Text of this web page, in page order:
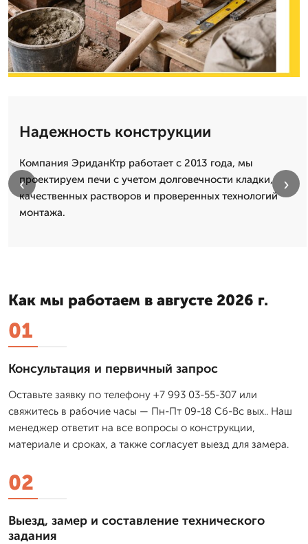
Надежность конструкции
Компания ЭриданКтр работает с 2013 года, мы
проектируем печи с учетом долговечности кладки,
качественных растворов и проверенных технологий
монтажа.
‹ ›
Как мы работаем в августе 2026 г.
01
Консультация и первичный запрос
Оставьте заявку по телефону +7 993 03-55-307 или
свяжитесь в рабочие часы — Пн-Пт 09-18 Сб-Вс вых.. Наш
менеджер ответит на все вопросы о конструкции,
материале и сроках, а также согласует выезд для замера.
02
Выезд, замер и составление технического
задания